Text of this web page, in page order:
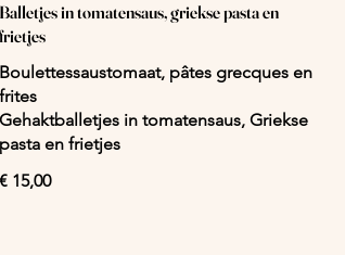
Balletjes in tomatensaus, griekse pasta en
frietjes
Boulettessaustomaat, pâtes grecques en
frites
Gehaktballetjes in tomatensaus, Griekse
pasta en frietjes
€ 15,00